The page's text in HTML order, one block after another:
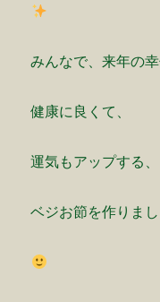
みんなで、来年の幸
健康に良くて、
運気もアップする、
ベジお節を作りまし